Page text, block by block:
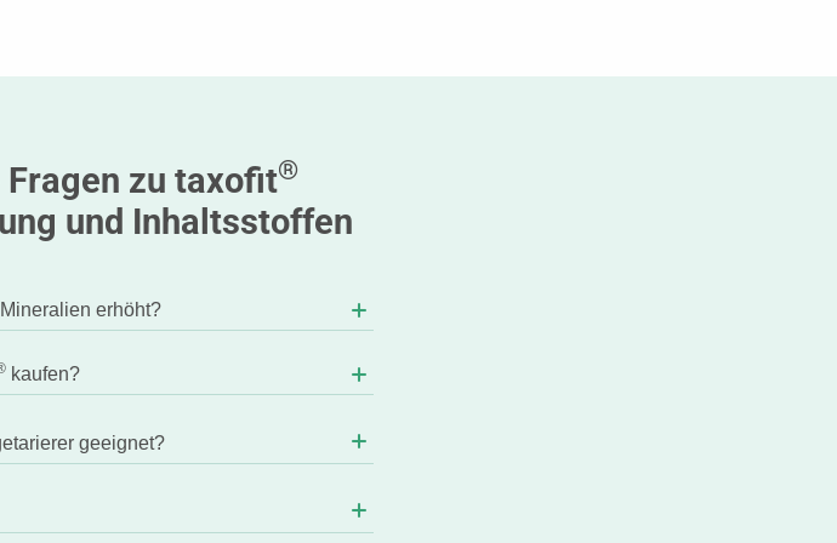
zu taxofit®
und Inhaltsstoffen
erhöht?
kaufen?
geeignet?